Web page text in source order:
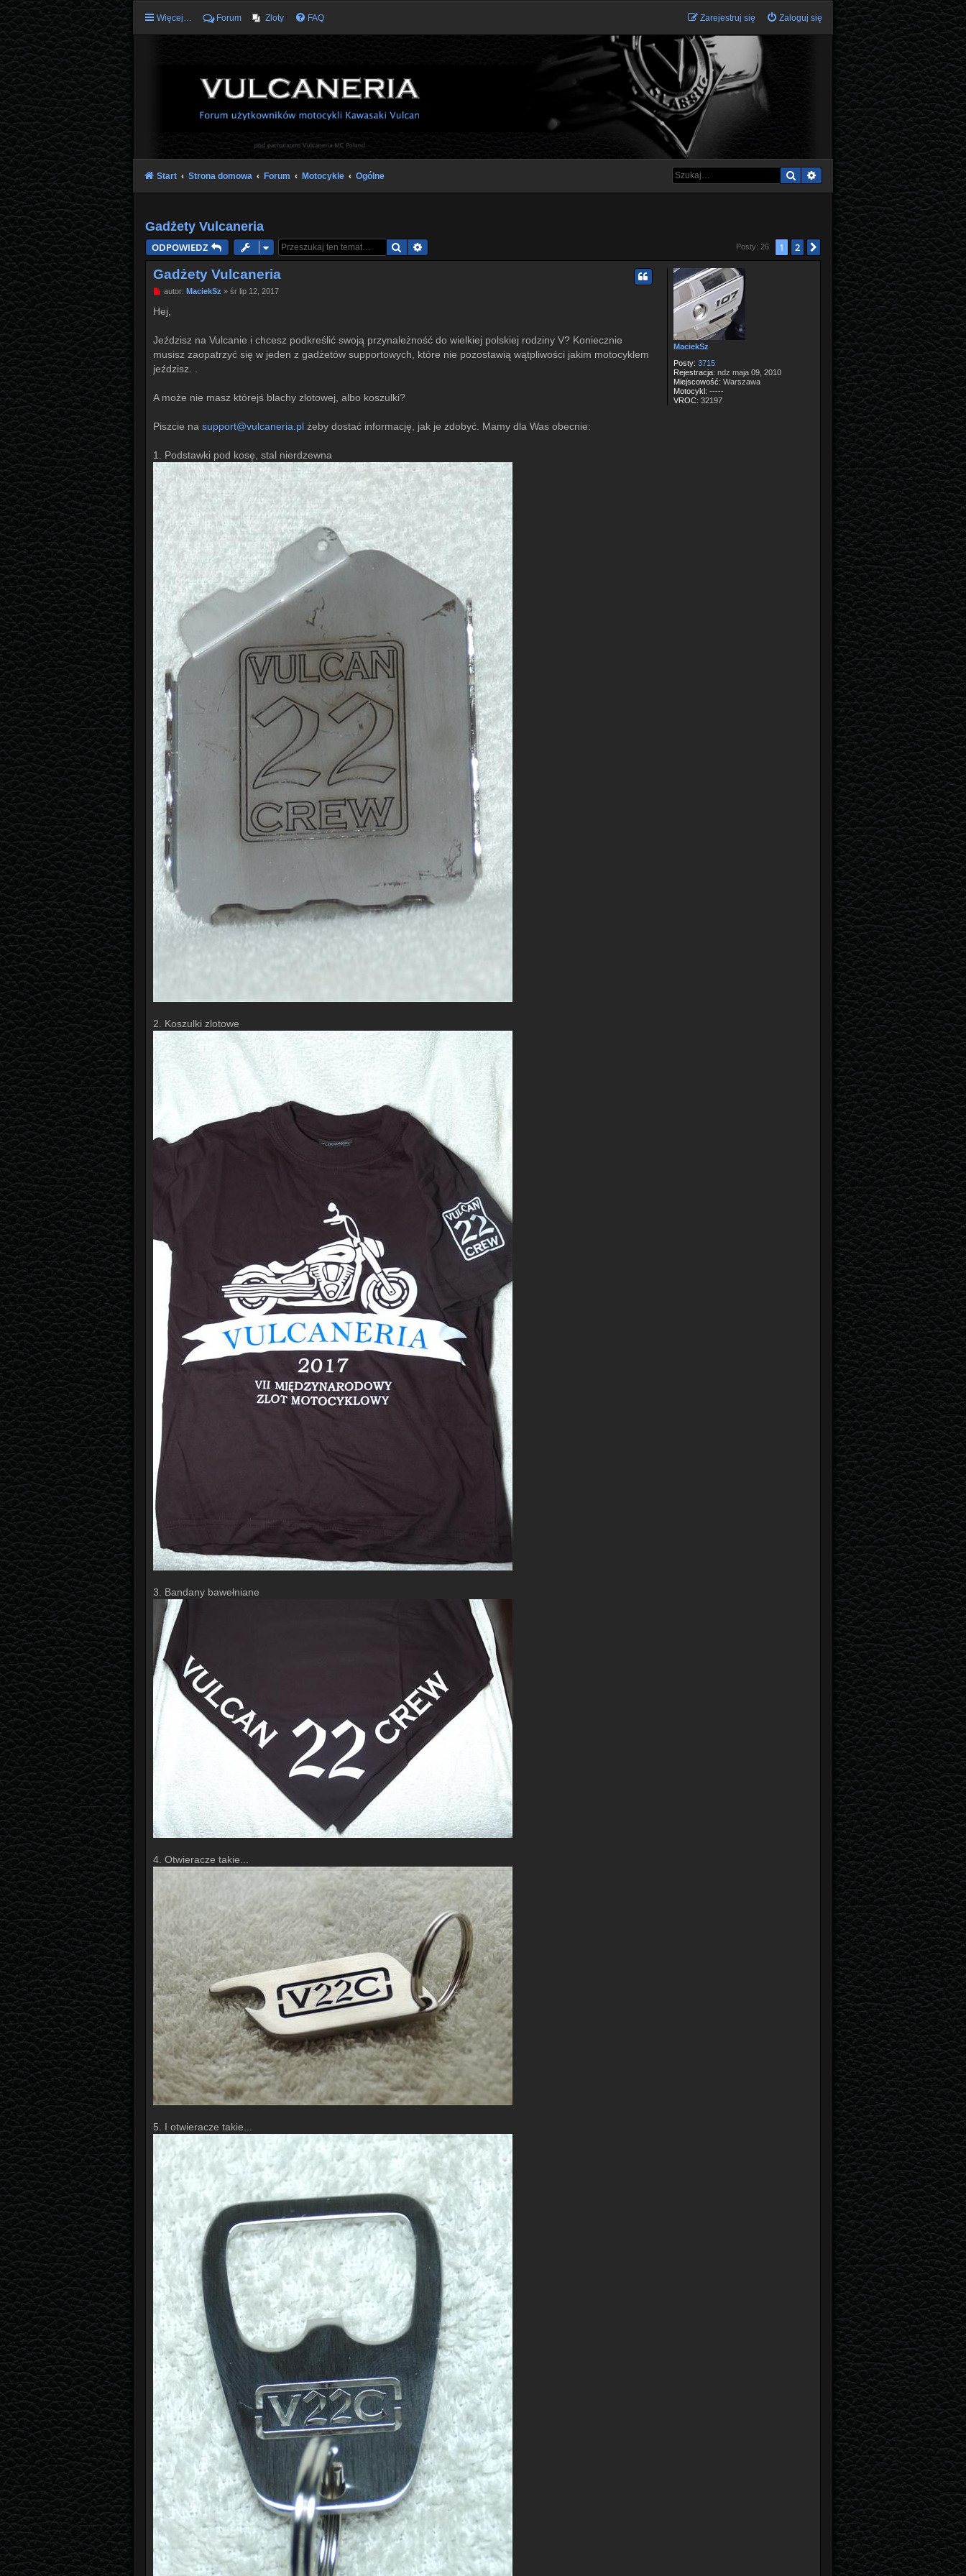
Więcej… Forum Zloty FAQ Zaloguj się
Zarejestruj się
Szukaj Wyszukiwanie zaawansowane
Start Strona domowa Forum Motocykle Ogólne
Gadżety Vulcaneria
ODPOWIEDZ Szukaj Posty: 26 1 2 Następna
MaciekSz
Posty: 3715
Rejestracja: ndz maja 09, 2010
Miejscowość: Warszawa
Motocykl: -----
VROC: 32197
Gadżety Vulcaneria
P
s
autor:MaciekSz »śr lip 12, 2017
Hej,
Jeździsz na Vulcanie i chcesz podkreślić swoją przynależność do wielkiej polskiej rodziny V? Koniecznie
musisz zaopatrzyć się w jeden z gadżetów supportowych, które nie pozostawią wątpliwości jakim motocyklem
jeździsz. .
A może nie masz którejś blachy zlotowej, albo koszulki?
Piszcie na support@vulcaneria.plżeby dostać informację, jak je zdobyć. Mamy dla Was obecnie:
1. Podstawki pod kosę, stal nierdzewna
2. Koszulki zlotowe
3. Bandany bawełniane
4. Otwieracze takie...
5. I otwieracze takie...